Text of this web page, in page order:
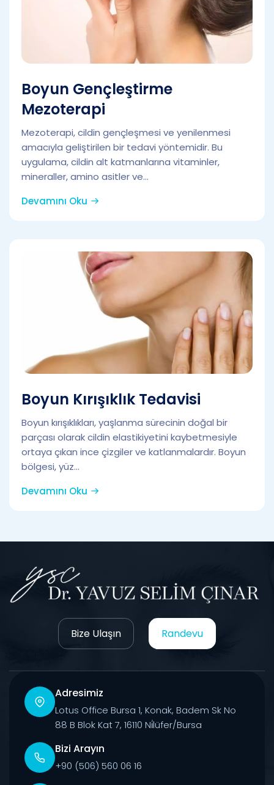
Boyun Gençleştirme
Mezoterapi
Mezoterapi, cildin gençleşmesi ve yenilenmesi
amacıyla geliştirilen bir tedavi yöntemidir. Bu
uygulama, cildin alt katmanlarına vitaminler,
mineraller, amino asitler ve...
Devamını Oku
Boyun Kırışıklık Tedavisi
Boyun kırışıklıkları, yaşlanma sürecinin doğal bir
parçası olarak cildin elastikiyetini kaybetmesiyle
ortaya çıkan ince çizgiler ve katlanmalardır. Boyun
bölgesi, yüz...
Devamını Oku
Bize Ulaşın Randevu
Adresimiz
Lotus Office Bursa 1, Konak, Badem Sk No
88 B Blok Kat 7, 16110 Ni̇lüfer/Bursa
Bizi Arayın
+90 (506) 560 06 16